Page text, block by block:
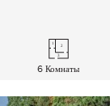
6 Комнаты